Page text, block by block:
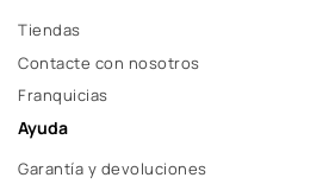
Tiendas
Contacte con nosotros
Franquicias
Ayuda
Garantía y devoluciones